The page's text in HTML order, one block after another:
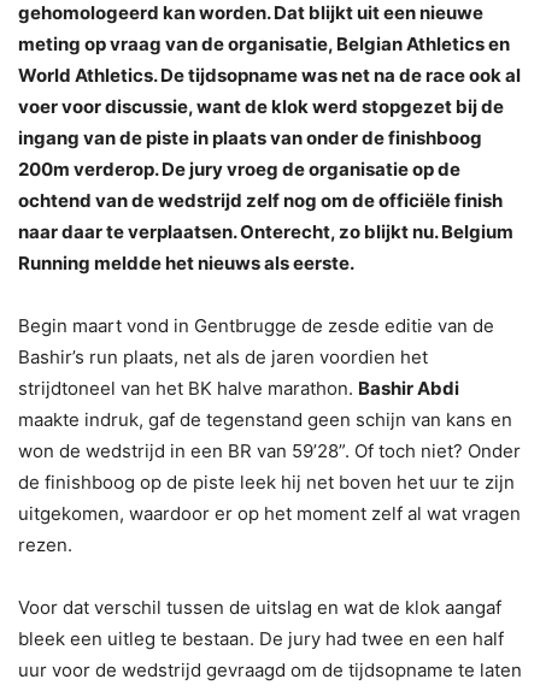
gehomologeerd kan worden. Dat blijkt uit een nieuwe
meting op vraag van de organisatie, Belgian Athletics en
World Athletics. De tijdsopname was net na de race ook al
voer voor discussie, want de klok werd stopgezet bij de
ingang van de piste in plaats van onder de finishboog
200m verderop. De jury vroeg de organisatie op de
ochtend van de wedstrijd zelf nog om de officiële finish
naar daar te verplaatsen. Onterecht, zo blijkt nu. Belgium
Running meldde het nieuws als eerste.
Begin maart vond in Gentbrugge de zesde editie van de
Bashir’s run plaats, net als de jaren voordien het
strijdtoneel van het BK halve marathon. Bashir Abdi
maakte indruk, gaf de tegenstand geen schijn van kans en
won de wedstrijd in een BR van 59’28”. Of toch niet? Onder
de finishboog op de piste leek hij net boven het uur te zijn
uitgekomen, waardoor er op het moment zelf al wat vragen
rezen.
Voor dat verschil tussen de uitslag en wat de klok aangaf
bleek een uitleg te bestaan. De jury had twee en een half
uur voor de wedstrijd gevraagd om de tijdsopname te laten